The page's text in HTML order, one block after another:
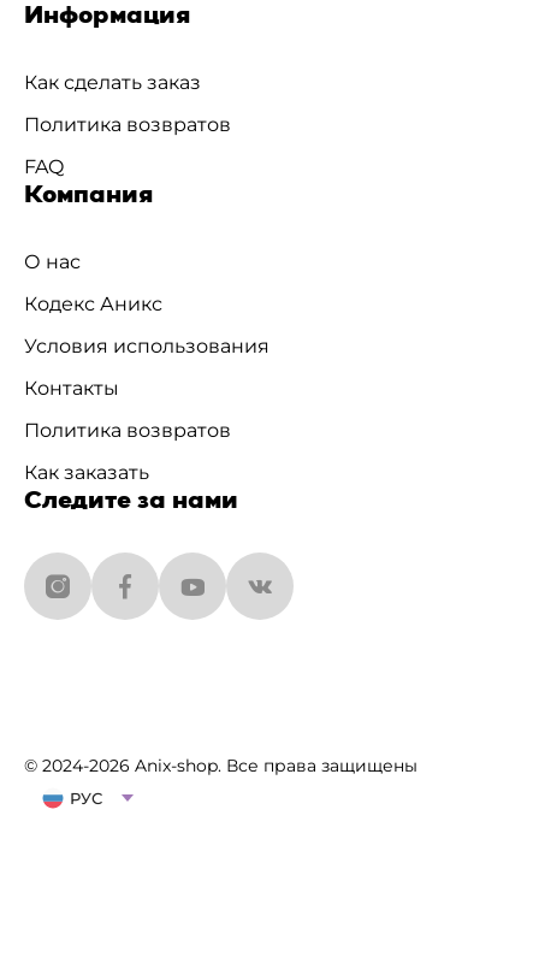
Информация
Как сделать заказ
Политика возвратов
FAQ
Компания
О нас
Кодекс Аникс
Условия использования
Контакты
Политика возвратов
Как заказать
Следите за нами
© 2024-2026 Anix-shop. Все права защищены
РУС